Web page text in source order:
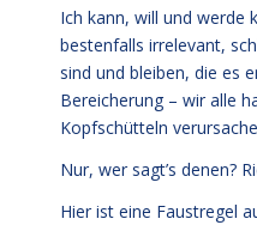
Ich kann, will und werde
bestenfalls irrelevant,
sind und bleiben, die es
Bereicherung – wir alle
Kopfschütteln
Nur, wer sagt’s denen?
Hier ist eine Faustregel